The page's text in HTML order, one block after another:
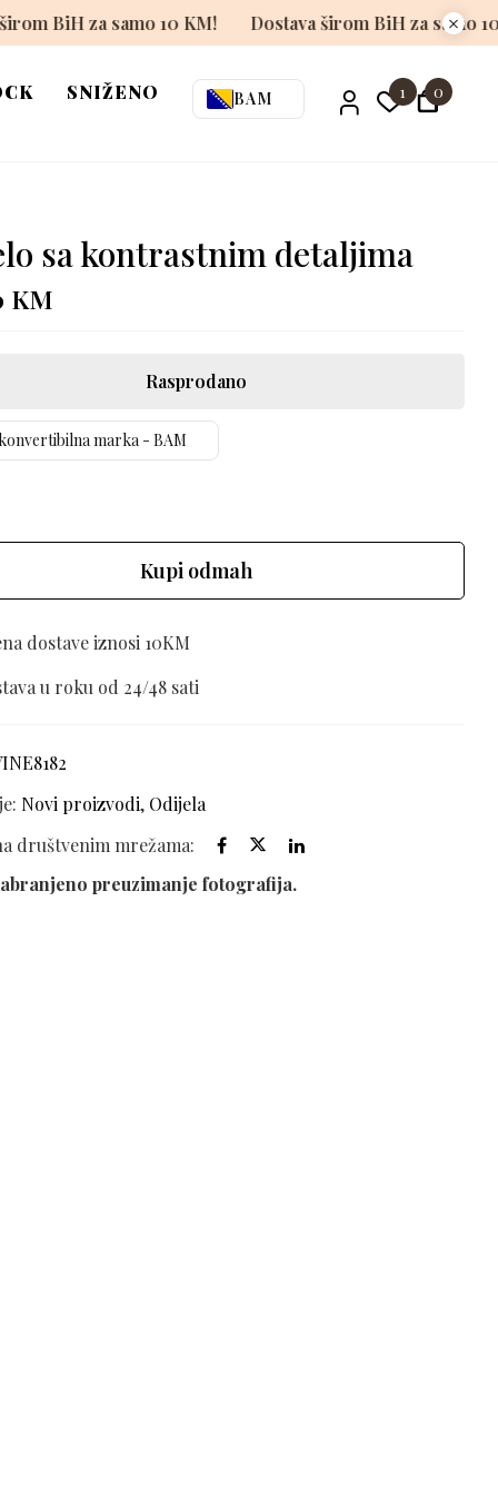
Dostava širom BiH za samo 10 KM! Dostava širom BiH
SNIŽENO BAM 1 0
sa kontrastnim detaljima
KM
Rasprodano
marka - BAM
Kupi odmah
dostave iznosi 10KM
u roku od 24/48 sati
Novi proizvodi, Odijela
društvenim mrežama:
preuzimanje fotografija.